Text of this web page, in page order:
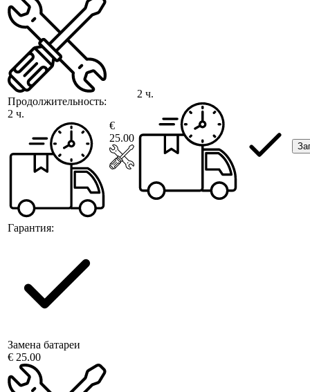
Продолжительность:
2 ч.
Гарантия:
€
25.00
2 ч.
Замена батареи
€ 25.00